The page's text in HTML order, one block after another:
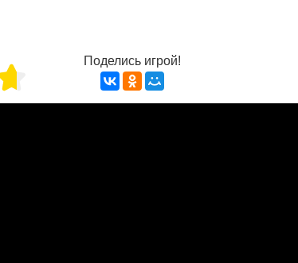
Поделись игрой!